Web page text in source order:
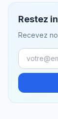
Restez
Recevez